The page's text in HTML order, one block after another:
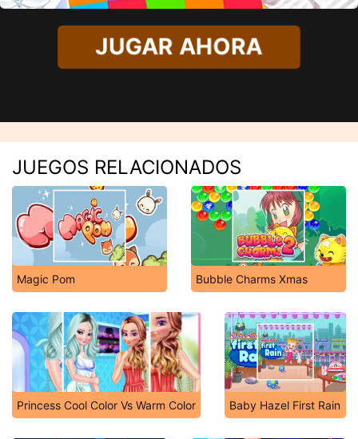
JUGAR AHORA
JUEGOS RELACIONADOS
Magic Pom Bubble Charms Xmas
Princess Cool Color Vs Warm Color Baby Hazel First Rain